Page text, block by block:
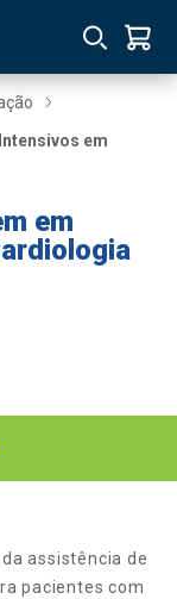
em
em
assistência de
pacientes com